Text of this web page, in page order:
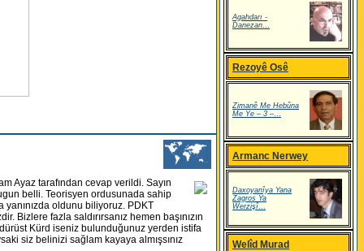
Ayaz tarafından cevap verildi. Sayın
belli. Teorisyen ordusunada sahip
oldunu biliyoruz. PDKT
Bizlere fazla saldırırsanız hemen başınızın
dürüst Kürd iseniz bulunduğunuz yerden istifa
siz belinizi sağlam kayaya almışsınız
Agahdarı -
Danezan...
Rezoyê Osê
Zimanê Me Hebûna
Me Ye – 3 –...
Armanc Nerwey
Daxoyanîya Yana
Zagros Ya
Werzişî...
Welîd Murad